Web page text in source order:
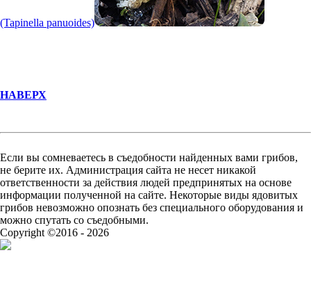
(Tapinella panuoides)
НАВЕРХ
Если вы сомневаетесь в съедобности найденных вами грибов,
не берите их. Администрация сайта не несет никакой
ответственности за действия людей предпринятых на основе
информации полученной на сайте. Некоторые виды ядовитых
грибов невозможно опознать без специального оборудования и
можно спутать со съедобными.
Copyright ©2016 - 2026